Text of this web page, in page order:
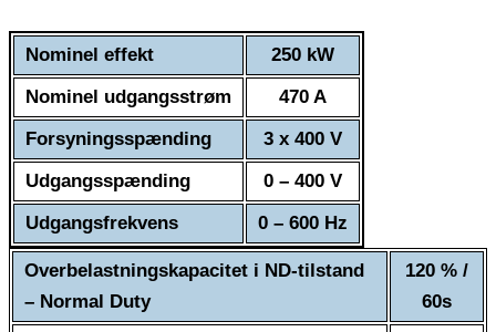
Nominel effekt
250 kW
Nominel udgangsstrøm
470 A
Forsyningsspænding
3 x 400 V
Udgangsspænding
0 – 400 V
Udgangsfrekvens
0 – 600 Hz
Overbelastningskapacitet i ND-tilstand
– Normal Duty
120 % /
60s